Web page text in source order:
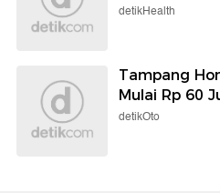
detikHealth
Tampang
Mulai Rp 60
detikOto